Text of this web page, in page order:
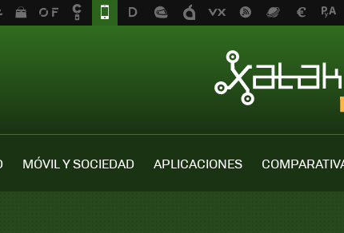
MÓVIL Y SOCIEDAD APLICACIONES